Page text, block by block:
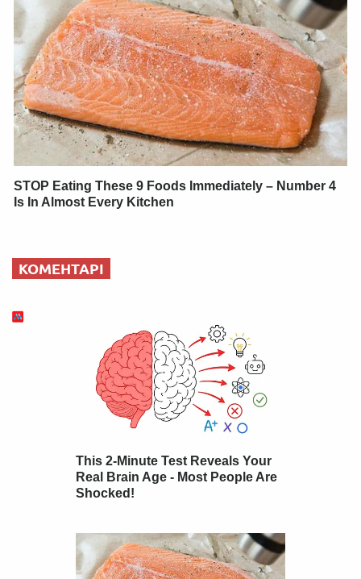
STOP Eating These 9 Foods Immediately – Number 4
Is In Almost Every Kitchen
КОМЕНТАРІ